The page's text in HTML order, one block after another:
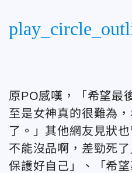
原PO感嘆，「希望最
至是女神真的很難為
了。」其他網友見狀
不能沒品啊，差勁死
保護好自己」、「希